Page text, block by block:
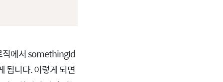
직에서 somethingId
됩니다. 이렇게 되면